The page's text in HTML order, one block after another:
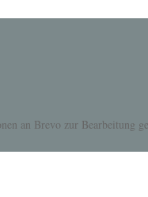
an Brevo zur Bearbeitung